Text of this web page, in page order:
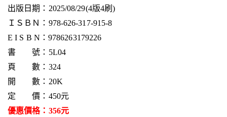
出版日期：2025/08/29(4版4刷)
ＩＳＢＮ：978-626-317-915-8
E I S B N：9786263179226
書 號：5L04
頁 數：324
開 數：20K
定 價：450元
優惠價格：356元